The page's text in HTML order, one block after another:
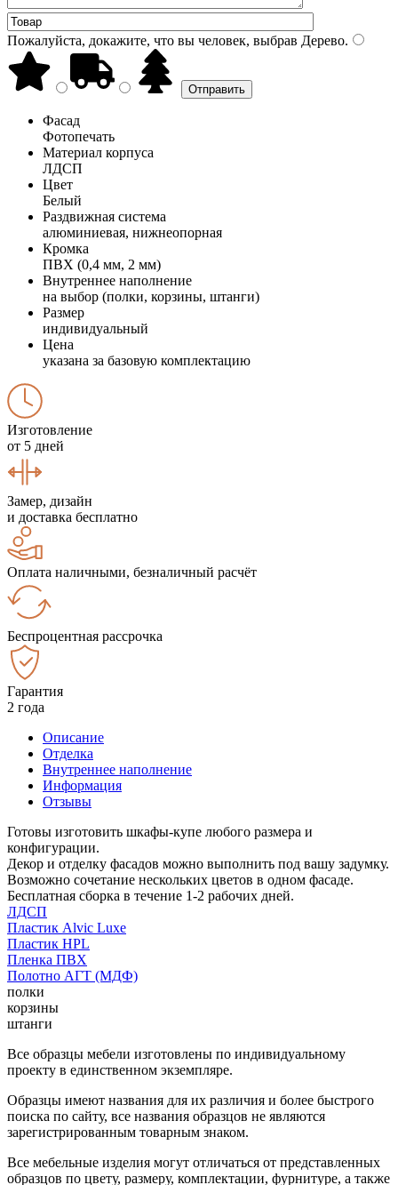
Пожалуйста, докажите, что вы человек, выбрав Дерево.
Фасад
Фотопечать
Материал корпуса
ЛДСП
Цвет
Белый
Раздвижная система
алюминиевая, нижнеопорная
Кромка
ПВХ (0,4 мм, 2 мм)
Внутреннее наполнение
на выбор (полки, корзины, штанги)
Размер
индивидуальный
Цена
указана за базовую комплектацию
Изготовление
от 5 дней
Замер, дизайн
и доставка бесплатно
Оплата наличными, безналичный расчёт
Беспроцентная рассрочка
Гарантия
2 года
Описание
Отделка
Внутреннее наполнение
Информация
Отзывы
Готовы изготовить шкафы-купе любого размера и
конфигурации.
Декор и отделку фасадов можно выполнить под вашу задумку.
Возможно сочетание нескольких цветов в одном фасаде.
Бесплатная сборка в течение 1-2 рабочих дней.
ЛДСП
Пластик Alvic Luxe
Пластик HPL
Пленка ПВХ
Полотно АГТ (МДФ)
полки
корзины
штанги
Все образцы мебели изготовлены по индивидуальному
проекту в единственном экземпляре.
Образцы имеют названия для их различия и более быстрого
поиска по сайту, все названия образцов не являются
зарегистрированным товарным знаком.
Все мебельные изделия могут отличаться от представленных
образцов по цвету, размеру, комплектации, фурнитуре, а также